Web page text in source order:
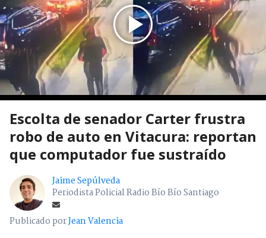
Escolta de senador Carter frustra
robo de auto en Vitacura: reportan
que computador fue sustraído
Jaime Sepúlveda
Periodista Policial Radio Bío Bío Santiago
Publicado porJean Valencia